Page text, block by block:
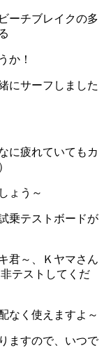
ーチブレイクの多
か！
にサーフしました
に疲れていてもカ
ょう～
乗テストボードが
君～、Ｋヤマさん
テストしてくだ
なく使えますよ～
ますので、いつで